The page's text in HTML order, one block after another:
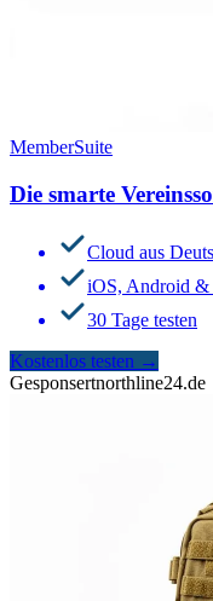
MemberSuite
Die smarte
Cloud aus
iOS, Android &
30 Tage testen
Kostenlos testen →
Gesponsertnorthline24.de